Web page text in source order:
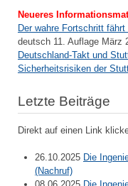
Neueres
Der wahre Fortschritt
deutsch 11. Auflage März
Deutschland-Takt und
Sicherheitsrisiken der
Letzte Beiträge
Direkt auf einen Link
26.10.2025 Die
(Nachruf)